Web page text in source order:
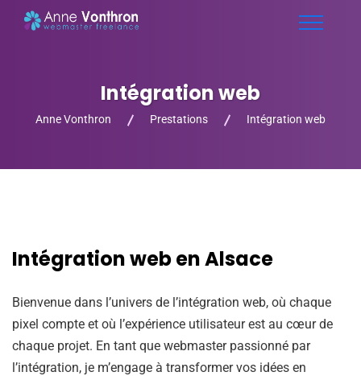
Intégration web
Anne Vonthron Prestations Intégration web
Intégration web en Alsace
Bienvenue dans l’univers de l’intégration web, où chaque
pixel compte et où l’expérience utilisateur est au cœur de
chaque projet. En tant que webmaster passionné par
l’intégration, je m’engage à transformer vos idées en